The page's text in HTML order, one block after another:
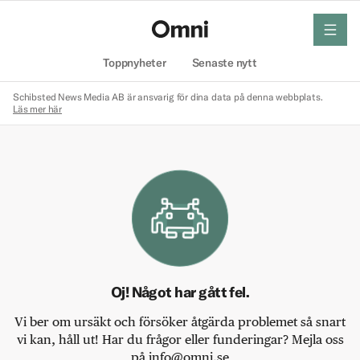
Toppnyheter Senaste nytt
meny
Schibsted News Media AB är ansvarig för dina data på denna webbplats.
Läs mer här
Oj! Något har gått fel.
Vi ber om ursäkt och försöker åtgärda problemet så snart
vi kan, håll ut! Har du frågor eller funderingar? Mejla oss